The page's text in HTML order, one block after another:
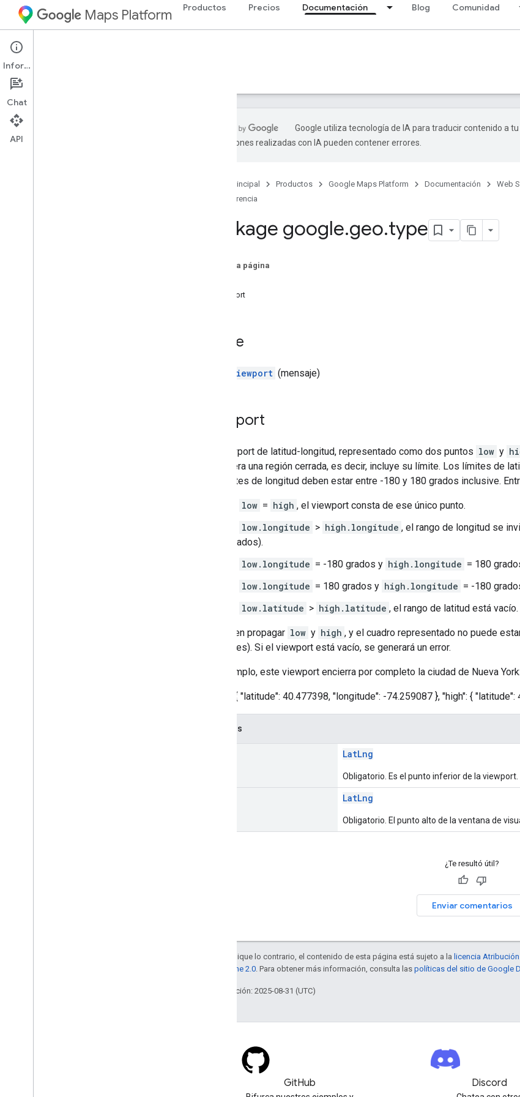
Maps Platform Productos Precios Documentación Blog Comunidad
Web Services
Guías
Google utiliza tecnología de IA para traducir contenido a
traducciones realizadas con IA pueden contener errores.
Página principal Productos Google Maps Platform Documentación Web
Referencia
Package google.geo.type
En esta página
Viewport
Índice
Viewport (mensaje)
Viewport
Un viewport de latitud-longitud, representado como dos puntos low y
considera una región cerrada, es decir, incluye su límite. Los límites de
los límites de longitud deben estar entre -180 y 180 grados inclusive.
low = high , el viewport consta de ese único punto.
low.longitude > high.longitude , el rango de longitud se
grados).
low.longitude = -180 grados y high.longitude = 180
low.longitude = 180 grados y high.longitude = -180
low.latitude > high.latitude , el rango de latitud está vacío.
Se deben propagar low y high , y el cuadro representado no puede
anteriores). Si el viewport está vacío, se generará un error.
Por ejemplo, este viewport encierra por completo la ciudad de Nueva York:
{ "low": { "latitude": 40.477398, "longitude": -74.259087 }, "high": {
Campos
LatLng
Obligatorio. Es el punto inferior de la viewport.
LatLng
Obligatorio. El punto alto de la ventana de
¿Te resultó útil?
Enviar comentarios
Salvo que se indique lo contrario, el contenido de esta página está sujeto a la licencia
licencia Apache 2.0 . Para obtener más información, consulta las políticas del sitio de Google
Última actualización: 2025-08-31 (UTC)
GitHub Discord
Información
Chat
API